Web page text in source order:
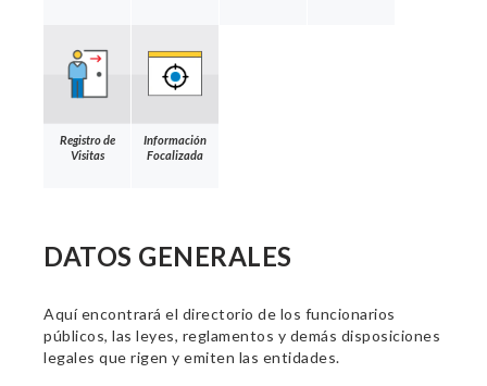
Registro de
Visitas
Información
Focalizada
DATOS GENERALES
Aquí encontrará el directorio de los funcionarios
públicos, las leyes, reglamentos y demás disposiciones
legales que rigen y emiten las entidades.